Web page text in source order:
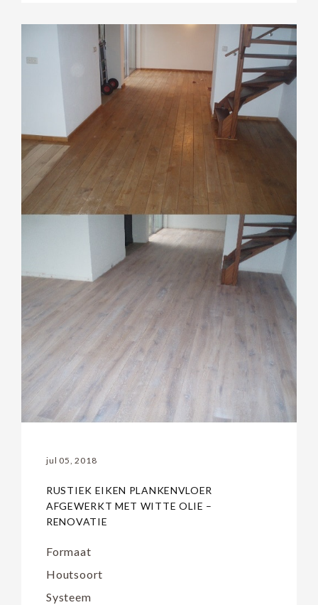
jul 05, 2018
RUSTIEK EIKEN PLANKENVLOER
AFGEWERKT MET WITTE OLIE –
RENOVATIE
Formaat
Houtsoort
Systeem